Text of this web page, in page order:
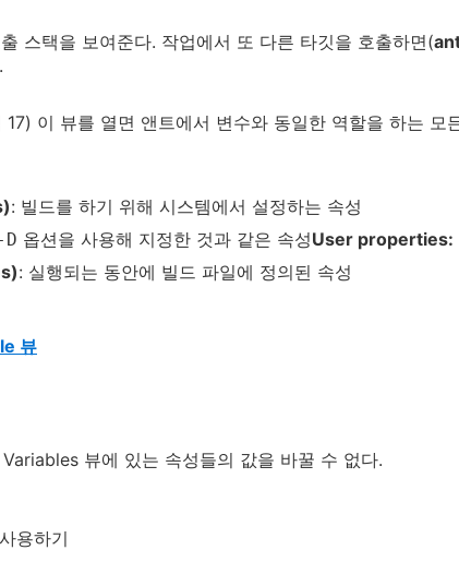
스택을 보여준다. 작업에서 또 다른 타깃을 호출하면(
이 뷰를 열면 앤트에서 변수와 동일한 역할을 하는 모
: 빌드를 하기 위해 시스템에서 설정하는 속성
D 옵션을 사용해 지정한 것과 같은 속성User properties:
: 실행되는 동안에 빌드 파일에 정의된 속성
뷰
뷰에 있는 속성들의 값을 바꿀 수 없다.
용하기